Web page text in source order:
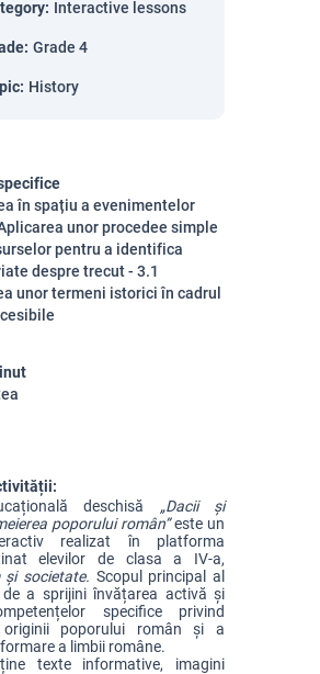
: Interactive lessons
: Grade 4
: History
în spațiu a evenimentelor
unor procedee simple
pentru a identifica
despre trecut - 3.1
unor termeni istorici în cadrul
deschisă „Dacii și
poporului român” este un
realizat în platforma
elevilor de clasa a IV-a,
și societate. Scopul principal al
de a sprijini învățarea activă și
specifice privind
originii poporului român și a
a limbii române.
texte informative, imagini